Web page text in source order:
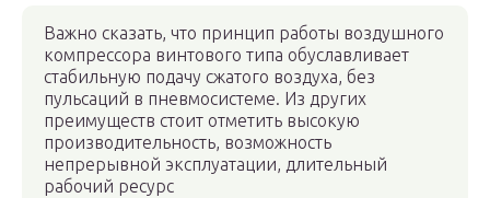
Важно сказать, что принцип работы воздушного
компрессора винтового типа обуславливает
стабильную подачу сжатого воздуха, без
пульсаций в пневмосистеме. Из других
преимуществ стоит отметить высокую
производительность, возможность
непрерывной эксплуатации, длительный
рабочий ресурс